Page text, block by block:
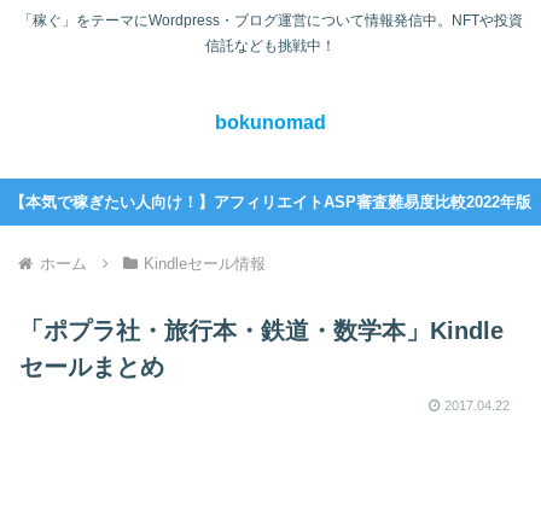
「稼ぐ」をテーマにWordpress・ブログ運営について情報発信中。NFTや投資
信託なども挑戦中！
bokunomad
【本気で稼ぎたい人向け！】アフィリエイトASP審査難易度比較2022年版
ホーム Kindleセール情報
「ポプラ社・旅行本・鉄道・数学本」Kindle
セールまとめ
2017.04.22